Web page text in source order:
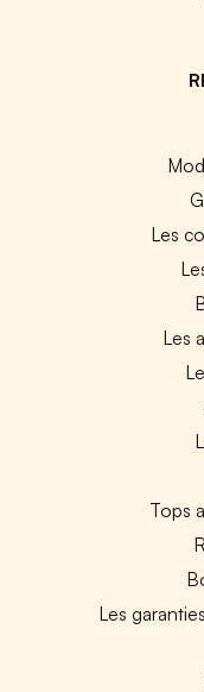
Les
Les
Tops
Les